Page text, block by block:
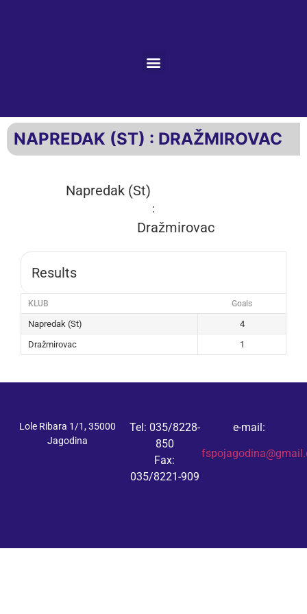
NAPREDAK (ST) : DRAŽMIROVAC
Napredak (St)
:
Dražmirovac
Results
KLUB Goals
Napredak (St)
4
Dražmirovac
1
Lole Ribara 1/1, 35000
Jagodina
Tel: 035/8228-
850
Fax:
035/8221-909
e-mail: